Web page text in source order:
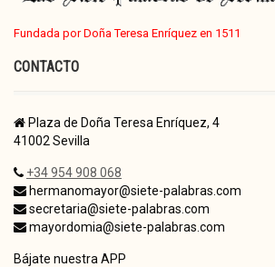
Fundada por Doña Teresa Enríquez en 1511
CONTACTO
Plaza de Doña Teresa Enríquez, 4
41002 Sevilla
+34 954 908 068
hermanomayor@siete-palabras.com
secretaria@siete-palabras.com
mayordomia@siete-palabras.com
Bájate nuestra APP